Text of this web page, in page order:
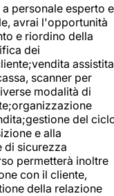
personale esperto e
avrai l'opportunità
e riordino della
dei
assistita
scanner per
modalità di
del
e alla
di sicurezza
permetterà inoltre
con il cliente,
della relazione